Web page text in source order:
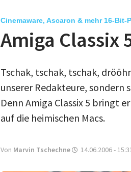
Cinemaware, Ascaron & mehr 16-Bit-
Amiga Classix
Tschak, tschak, tschak,
unserer Redakteure, sondern
Denn Amiga Classix 5 bringt
auf die heimischen Macs.
Von Marvin Tschechne 14.06.2006 -